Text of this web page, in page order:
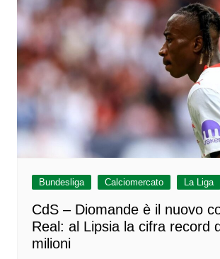
Bundesliga Calciomercato La Liga
CdS – Diomande è il nuovo
Real: al Lipsia la cifra record
milioni